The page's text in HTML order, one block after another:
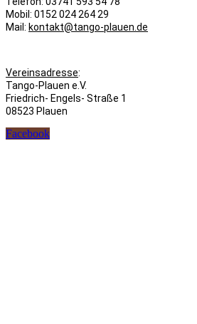
Mobil: 0152 024 264 29
Mail: kontakt@tango-plauen.de
Vereinsadresse:
Tango-Plauen e.V.
Friedrich- Engels- Straße 1
08523 Plauen
Facebook